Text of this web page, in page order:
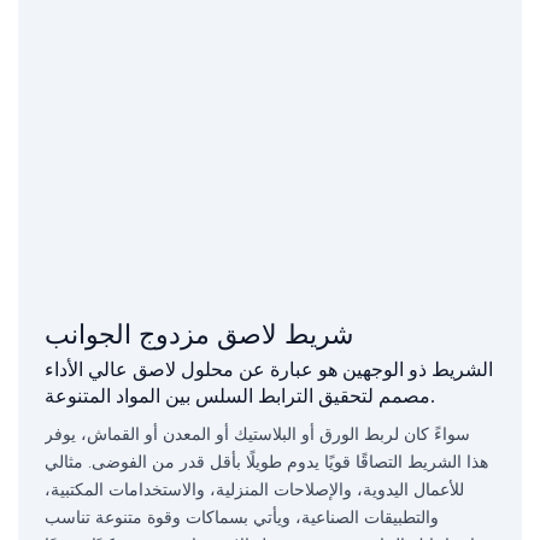
شريط لاصق مزدوج الجوانب
الشريط ذو الوجهين هو عبارة عن محلول لاصق عالي الأداء
مصمم لتحقيق الترابط السلس بين المواد المتنوعة.
سواءً كان لربط الورق أو البلاستيك أو المعدن أو القماش، يوفر
هذا الشريط التصاقًا قويًا يدوم طويلًا بأقل قدر من الفوضى. مثالي
للأعمال اليدوية، والإصلاحات المنزلية، والاستخدامات المكتبية،
والتطبيقات الصناعية، ويأتي بسماكات وقوة متنوعة تناسب